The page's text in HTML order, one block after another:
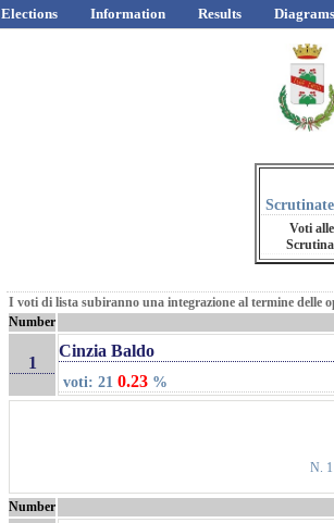
Elections Information Results Diagrams
Scrutinate
Voti
I voti di lista subiranno una integrazione al termine delle
Number
1
Cinzia Baldo
voti: 21 0.23 %
N.
Number